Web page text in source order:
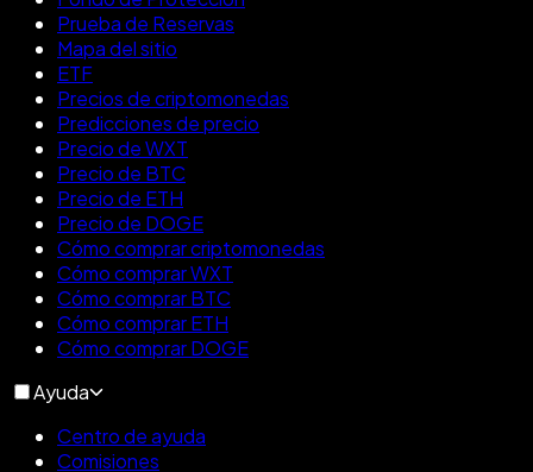
Prueba de Reservas
Mapa del sitio
ETF
Precios de criptomonedas
Predicciones de precio
Precio de WXT
Precio de BTC
Precio de ETH
Precio de DOGE
Cómo comprar criptomonedas
Cómo comprar WXT
Cómo comprar BTC
Cómo comprar ETH
Cómo comprar DOGE
Ayuda
Centro de ayuda
Comisiones